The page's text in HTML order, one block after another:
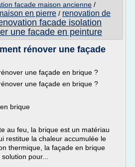
facade maison ancienne /
en pierre / renovation de
facade isolation
une facade en peinture
rénover une façade
une façade en brique ?
une façade en brique ?
brique
au feu, la brique est un matériau
restitue la chaleur accumulée le
thermique, la façade en brique
pour...